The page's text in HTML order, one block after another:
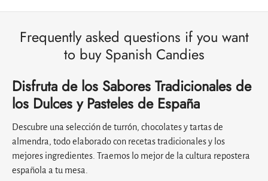
Frequently asked questions if you want
to buy Spanish Candies
Disfruta de los Sabores Tradicionales de
los Dulces y Pasteles de España
Descubre una selección de turrón, chocolates y tartas de
almendra, todo elaborado con recetas tradicionales y los
mejores ingredientes. Traemos lo mejor de la cultura repostera
española a tu mesa.